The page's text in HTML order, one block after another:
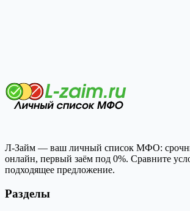
Л-Займ — ваш личный список МФО:
онлайн, первый заём под 0%. Сравните
подходящее предложение.
Разделы